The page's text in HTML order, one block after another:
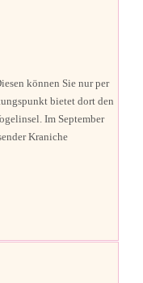
können Sie nur per
bietet dort den
Im September
Kraniche